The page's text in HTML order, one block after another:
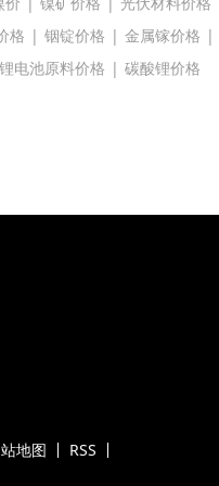
格 | 铟锭价格 | 金属镓价格 |
锂电池原料价格 | 碳酸锂价格
地图 RSS